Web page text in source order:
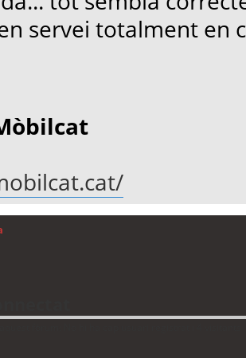
servei totalment en